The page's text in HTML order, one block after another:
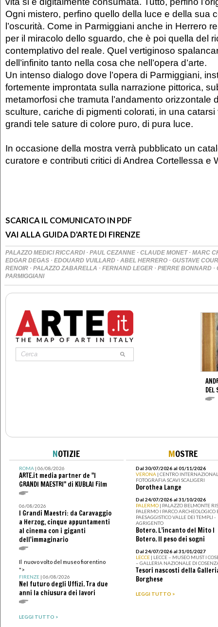
Ogni mistero, perfino quello della luce e della sua
l’oscurità. Come in Parmiggiani anche in Herrero
per il miracolo dello sguardo, che è poi quella del
contemplativo del reale. Quel vertiginoso
dell’infinito tanto nella cosa che nell’opera d’arte.
Un intenso dialogo dove l’opera di Parmiggiani,
fortemente improntata sulla narrazione pittorica,
metamorfosi che tramuta l’andamento orizzontale
sculture, cariche di pigmenti colorati, in una
grandi tele sature di colore puro, di pura luce.
In occasione della mostra verrà pubblicato un
curatore e contributi critici di Andrea Cortellessa e
SCARICA IL COMUNICATO IN PDF
VAI ALLA GUIDA D'ARTE DI FIRENZE
PALAZZO MEDICI RICCARDI · PAUL CEZANNE · CLAUDE MONET · MARC
EDGAR DEGAS · EDOUARD VUILLARD · ABEL HERRERO · GUSTAVE
RENOIR · PALAZZO ZABARELLA · FERNAND LEGER · PIERRE BONNARD ·
PARMIGGIANI
DEL
NOTIZIE
ROMA| 06/08/2026
ARTE.it media partner de "I
GRANDI MAESTRI" di KUBLAI Film
06/08/2026
I Grandi Maestri: da Caravaggio
a Herzog, cinque appuntamenti
al cinema con i giganti
dell'immaginario
Il nuovo volto del museo fiorentino
">
FIRENZE| 06/08/2026
Nel futuro degli Uffizi. Tra due
anni la chiusura dei lavori
LEGGI TUTTO >
MOSTRE
Dal 30/07/2026 al 01/11/2026
VERONA | CENTRO
FOTOGRAFIA SCAVI SCALIGERI
Dorothea Lange
Dal 24/07/2026 al 31/10/2026
PALERMO | PALAZZO BELMONTE
PALERMO I PARCO ARCHEOLOGICO
PAESAGGISTICO VALLE DEI TEMPLI -
AGRIGENTO
Botero. L’incanto del Mito I
Botero. Il peso dei sogni
Dal 24/07/2026 al 31/01/2027
LECCE | LECCE – MUSEO MUST I
– GALLERIA NAZIONALE DI
Tesori nascosti della
Borghese
LEGGI TUTTO >